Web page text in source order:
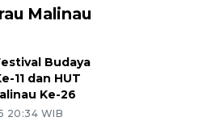
Malinau
Budaya
11 dan HUT
Ke-26
20:34 WIB